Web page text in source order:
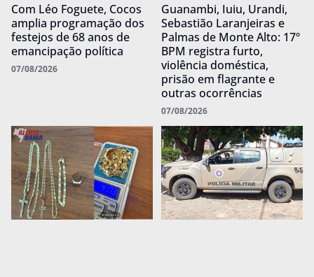
Com Léo Foguete, Cocos
amplia programação dos
festejos de 68 anos de
emancipação política
07/08/2026
Guanambi, Iuiu, Urandi,
Sebastião Laranjeiras e
Palmas de Monte Alto: 17º
BPM registra furto,
violência doméstica,
prisão em flagrante e
outras ocorrências
07/08/2026